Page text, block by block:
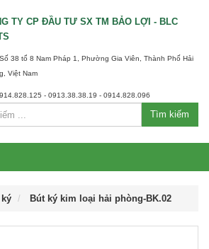
TY CP ĐẦU TƯ SX TM BẢO LỢI - BLC
38 tổ 8 Nam Pháp 1, Phường Gia Viên, Thành Phố Hải
Việt Nam
- 0913.38.38.19 - 0914.828.096
Tìm kiếm
ký Bút ký kim loại hải phòng-BK.02